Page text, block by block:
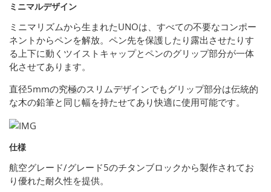
ミニマルデザイン
ミニマリズムから生まれたUNOは、すべての不要なコンポー
ネントからペンを解放。ペン先を保護したり露出させたりす
る上下に動くツイストキャップとペンのグリップ部分が一体
化させてあります。
直径5mmの究極のスリムデザインでもグリップ部分は伝統的
な木の鉛筆と同じ幅を持たせてあり快適に使用可能です。
仕様
航空グレード/グレード5のチタンブロックから製作されてお
り優れた耐久性を提供。